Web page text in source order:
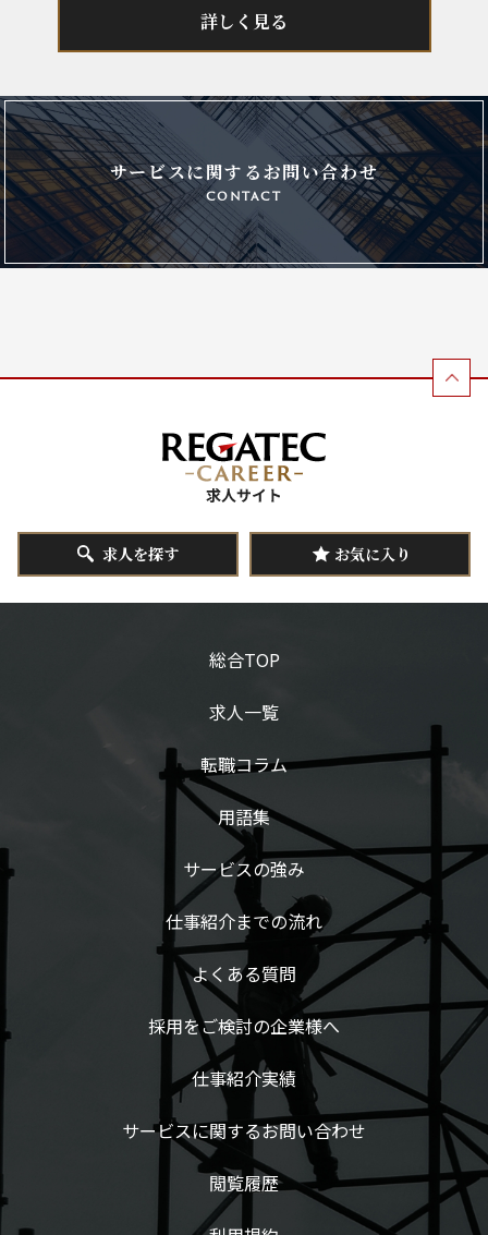
詳しく見る
サービスに関するお問い合わせ
contact
求人を探す お気に入り
総合TOP
求人一覧
転職コラム
用語集
サービスの強み
仕事紹介までの流れ
よくある質問
採用をご検討の企業様へ
仕事紹介実績
サービスに関するお問い合わせ
閲覧履歴